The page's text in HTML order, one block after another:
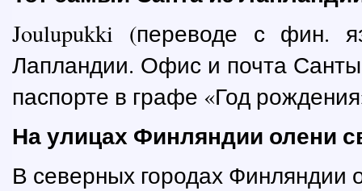
Joulupukki (переводе с фин.
Лапландии. Офис и почта
паспорте в графе «Год
На улицах Финляндии олени
В северных городах Финляндии